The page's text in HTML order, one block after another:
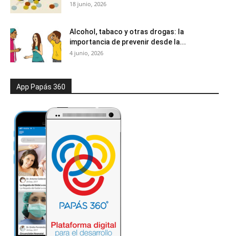
18 junio, 2026
Alcohol, tabaco y otras drogas: la
importancia de prevenir desde la...
4 junio, 2026
App Papás 360